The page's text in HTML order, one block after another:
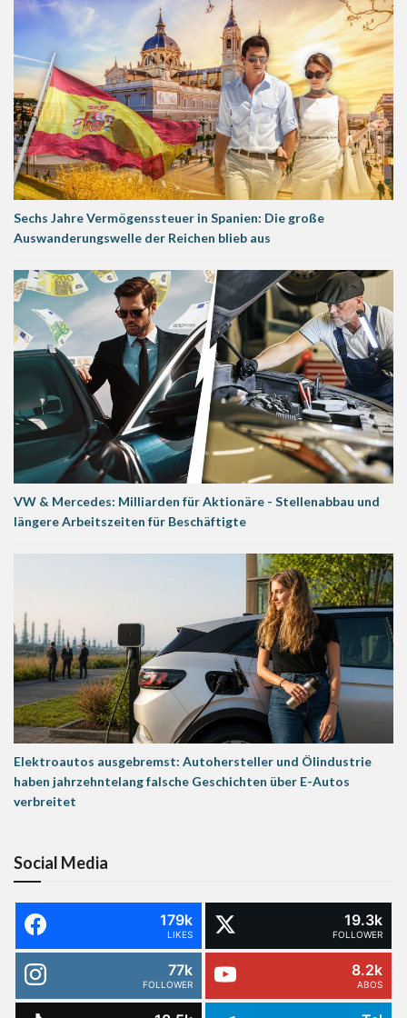
Sechs Jahre Vermögenssteuer in Spanien: Die große
Auswanderungswelle der Reichen blieb aus
VW & Mercedes: Milliarden für Aktionäre - Stellenabbau und
längere Arbeitszeiten für Beschäftigte
Elektroautos ausgebremst: Autohersteller und Ölindustrie
haben jahrzehntelang falsche Geschichten über E-Autos
verbreitet
Social Media
179k
LIKES
19.3k
FOLLOWER
77k
FOLLOWER
8.2k
ABOS